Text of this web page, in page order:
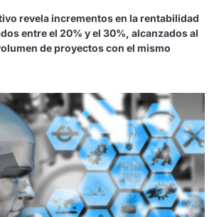
revela incrementos en la rentabilidad
entre el 20% y el 30%, alcanzados al
de proyectos con el mismo